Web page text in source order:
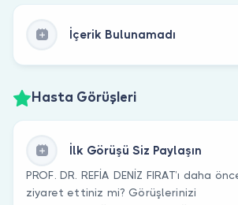
İçerik Bulunamadı
Hasta Görüşleri
İlk Görüşü Siz Paylaşın
PROF. DR. REFİA DENİZ FIRAT’ı daha
ziyaret ettiniz mi? Görüşlerinizi